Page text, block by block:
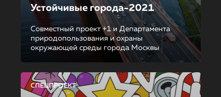
Устойчивые города-2021
Совместный проект +1 и Департамента
природопользования и охраны
окружающей среды города Москвы
СПЕЦПРОЕКТ